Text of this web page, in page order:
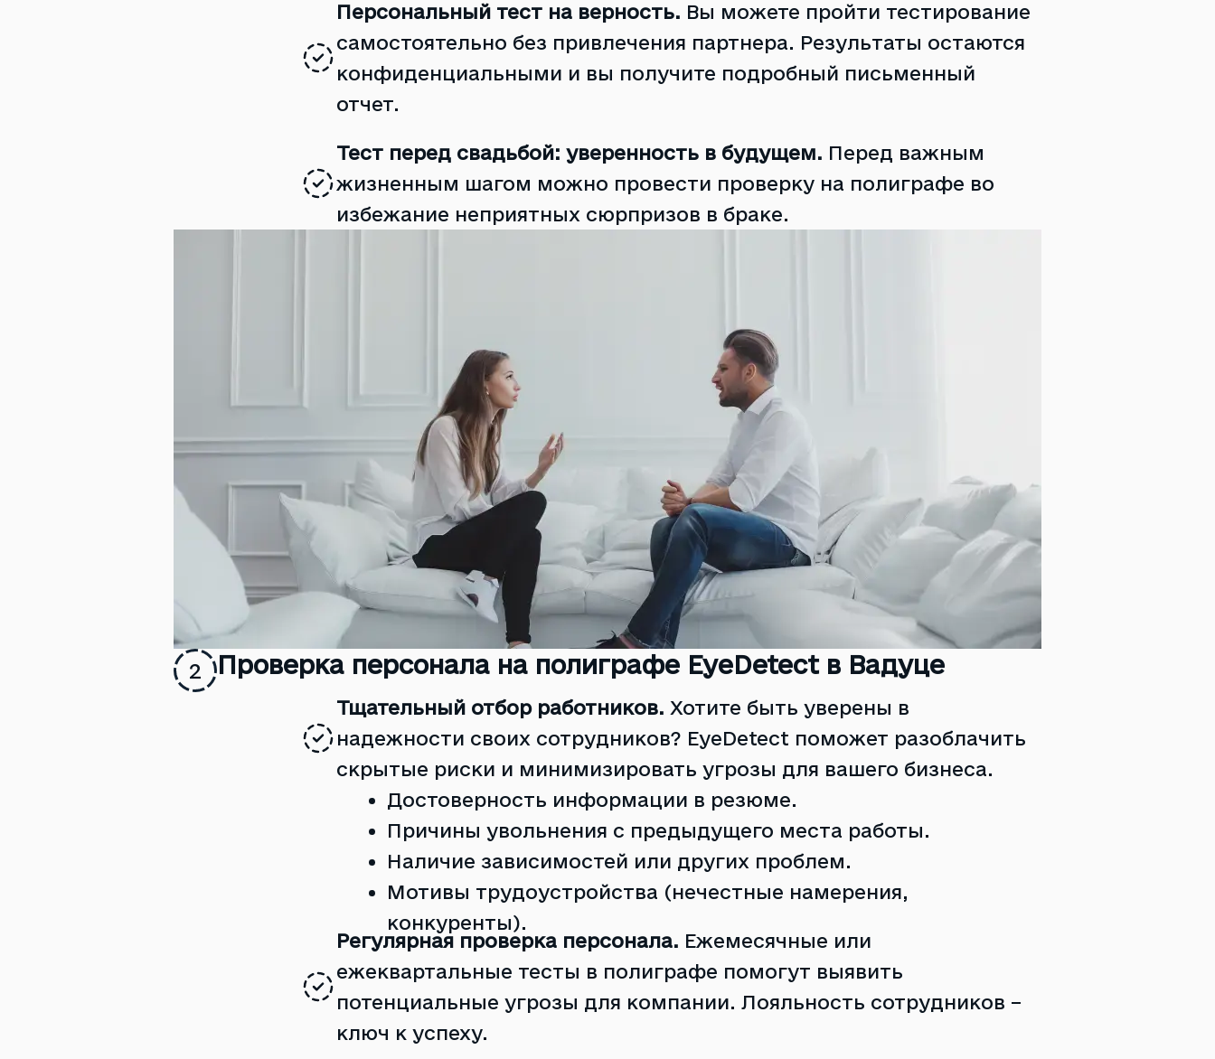
Персональный тест на верность. Вы можете пройти тестирование
самостоятельно без привлечения партнера. Результаты остаются
конфиденциальными и вы получите подробный письменный
отчет.
Тест перед свадьбой: уверенность в будущем. Перед важным
жизненным шагом можно провести проверку на полиграфе во
избежание неприятных сюрпризов в браке.
2 Проверка персонала на полиграфе EyeDetect в Вадуце
Тщательный отбор работников. Хотите быть уверены в
надежности своих сотрудников? EyeDetect поможет разоблачить
скрытые риски и минимизировать угрозы для вашего бизнеса.
Достоверность информации в резюме.
Причины увольнения с предыдущего места работы.
Наличие зависимостей или других проблем.
Мотивы трудоустройства (нечестные намерения,
конкуренты).
Регулярная проверка персонала. Ежемесячные или
ежеквартальные тесты в полиграфе помогут выявить
потенциальные угрозы для компании. Лояльность сотрудников –
ключ к успеху.